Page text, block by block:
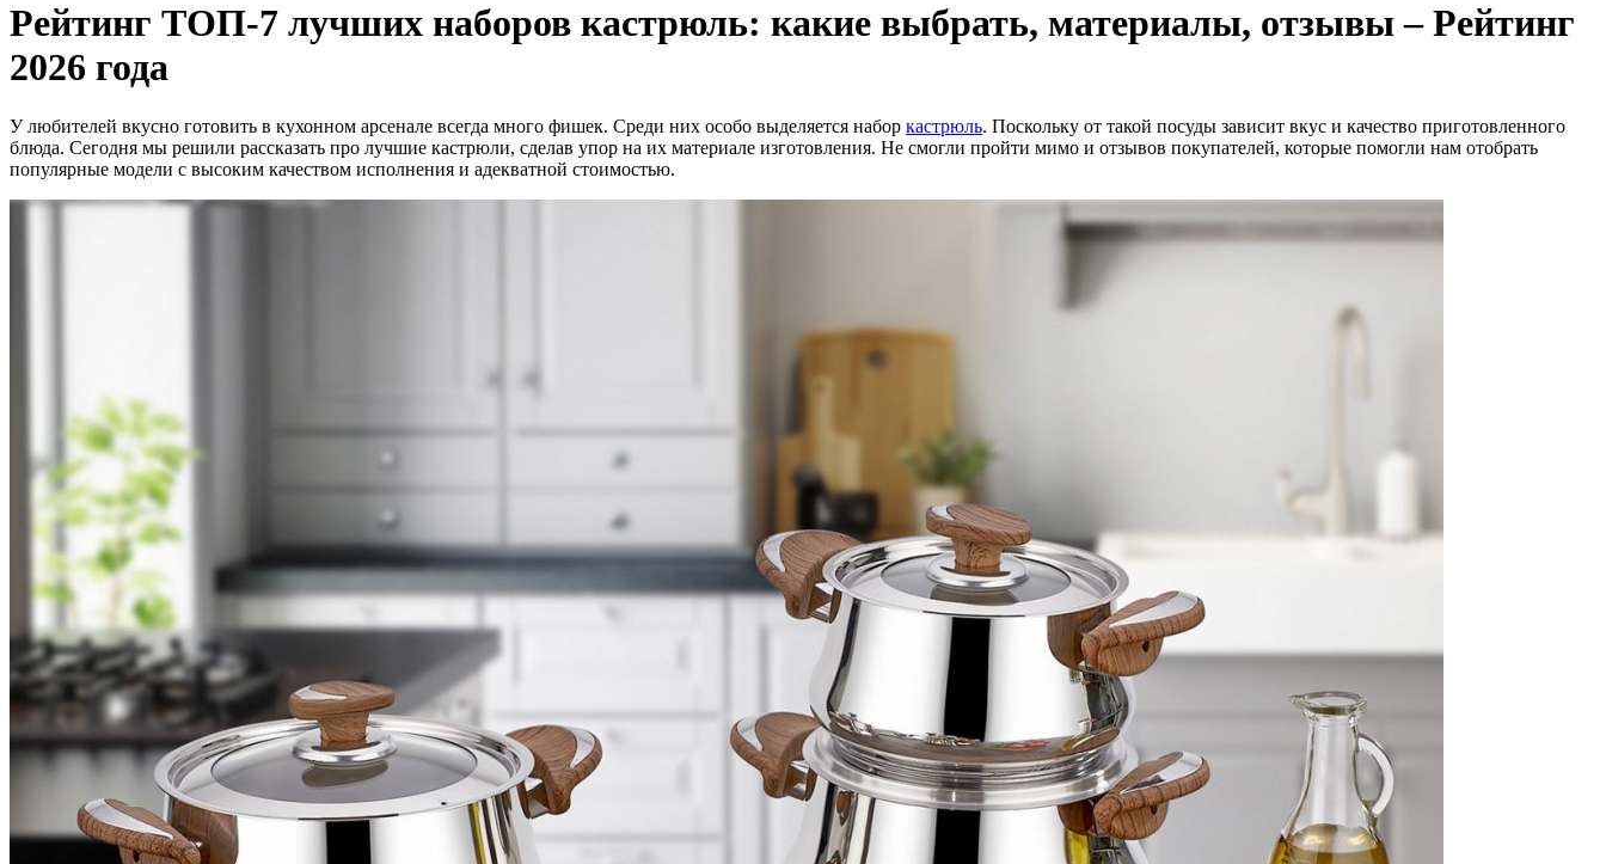
Рейтинг ТОП-7 лучших наборов кастрюль: какие выбрать, материалы, отзывы – Рейтинг
2026 года
У любителей вкусно готовить в кухонном арсенале всегда много фишек. Среди них особо выделяется набор кастрюль. Поскольку от такой посуды зависит вкус и качество приготовленного
блюда. Сегодня мы решили рассказать про лучшие кастрюли, сделав упор на их материале изготовления. Не смогли пройти мимо и отзывов покупателей, которые помогли нам отобрать
популярные модели с высоким качеством исполнения и адекватной стоимостью.